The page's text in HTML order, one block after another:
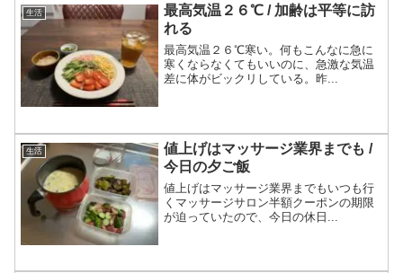
生活
最高気温２６℃ / 加齢は平等に訪
れる
最高気温２６℃寒い。何もこんなに急に
寒くならなくてもいいのに、急激な気温
差に体がビックリしている。昨...
生活
値上げはマッサージ業界までも /
今日の夕ご飯
値上げはマッサージ業界までもいつも行
くマッサージサロン半額クーポンの期限
が迫っていたので、今日の休日...